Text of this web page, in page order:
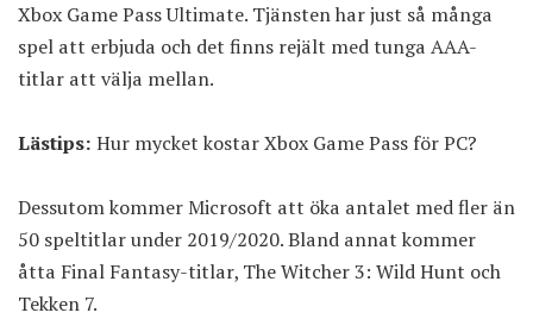
Xbox Game Pass Ultimate. Tjänsten har just så många
spel att erbjuda och det finns rejält med tunga AAA-
titlar att välja mellan.
Lästips: Hur mycket kostar Xbox Game Pass för PC?
Dessutom kommer Microsoft att öka antalet med fler än
50 speltitlar under 2019/2020. Bland annat kommer
åtta Final Fantasy-titlar, The Witcher 3: Wild Hunt och
Tekken 7.